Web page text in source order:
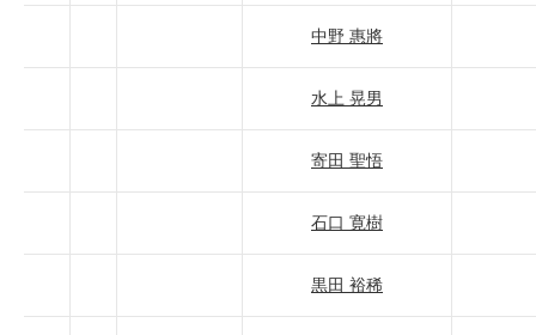
中野 惠將
水上 晃男
寄田 聖悟
石口 寛樹
黒田 裕稀